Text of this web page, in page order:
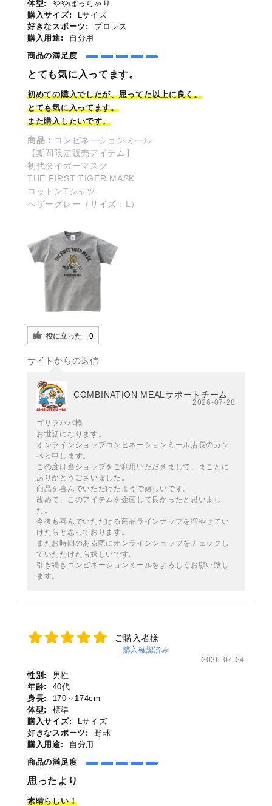
体型:
ややぽっちゃり
購入サイズ:
Lサイズ
好きなスポーツ:
プロレス
購入用途:
自分用
商品の満足度
とても気に入ってます。
初めての購入でしたが、思ってた以上に良く。
とても気に入ってます。
また購入したいです。
商品： コンビネーションミール
【期間限定販売アイテム】
初代タイガーマスク
THE FIRST TIGER MASK
コットンTシャツ
ヘザーグレー（サイズ：L）
役に立った 0
サイトからの返信
COMBINATION MEALサポートチーム
2026-07-28
ゴリラパパ様
お世話になります。
オンラインショップコンビネーションミール店長のカン
ベと申します。
この度は当ショップをご利用いただきまして、まことに
ありがとうございました。
商品を喜んでいただけたようで嬉しいです。
改めて、このアイテムを企画して良かったと思いまし
た。
今後も喜んでいただける商品ラインナップを増やせてい
けたらと思っております。
またお時間のある際にオンラインショップをチェックし
ていただけたら嬉しいです。
引き続きコンビネーションミールをよろしくお願い致し
ます。
ご購入者様
購入確認済み
2026-07-24
性別:
男性
年齢:
40代
身長:
170～174cm
体型:
標準
購入サイズ:
Lサイズ
好きなスポーツ:
野球
購入用途:
自分用
商品の満足度
思ったより
素晴らしい！